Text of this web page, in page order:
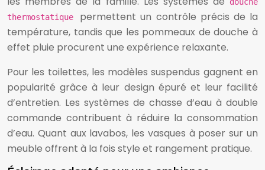
thermostatique permettent un contrôle précis de la
température, tandis que les pommeaux de douche à
effet pluie procurent une expérience relaxante.
Pour les toilettes, les modèles suspendus gagnent en
popularité grâce à leur design épuré et leur facilité
d’entretien. Les systèmes de chasse d’eau à double
commande contribuent à réduire la consommation
d’eau. Quant aux lavabos, les vasques à poser sur un
meuble offrent à la fois style et rangement pratique.